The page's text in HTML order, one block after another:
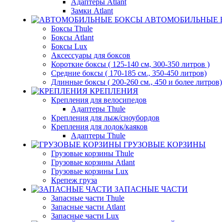
Адаптеры Atlant
Замки Atlant
АВТОМОБИЛЬНЫЕ
Боксы Thule
Боксы Atlant
Боксы Lux
Аксессуары для боксов
Короткие боксы ( 125-140 см, 300-350 литров )
Средние боксы ( 170-185 см., 350-450 литров)
Длинные боксы ( 200-260 см., 450 и более литров)
КРЕПЛЕНИЯ
Крепления для велосипедов
Адаптеры Thule
Крепления для лыж/сноубордов
Крепления для лодок/каяков
Адаптеры Thule
ГРУЗОВЫЕ КОРЗИНЫ
Грузовые корзины Thule
Грузовые корзины Atlant
Грузовые корзины Lux
Крепеж груза
ЗАПАСНЫЕ ЧАСТИ
Запасные части Thule
Запасные части Atlant
Запасные части Lux